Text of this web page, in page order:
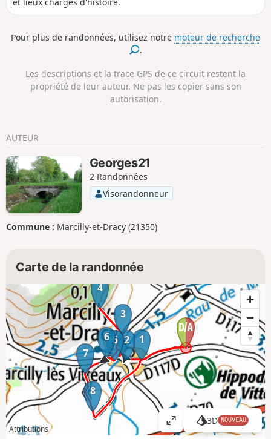
et lieux chargés d'histoire.
Pour plus de randonnées, utilisez notre moteur de recherche
.
Les descriptions et la trace GPS de ce circuit restent la
propriété de leur auteur. Ne pas les copier sans son
autorisation.
AUTEUR
Georges21
2 Randonnées
Visorandonneur
Commune : Marcilly-et-Dracy (21350)
Carte de la randonnée
1
2
3
4
5
6
7
8
Attributions
A
3D NOUVEAU